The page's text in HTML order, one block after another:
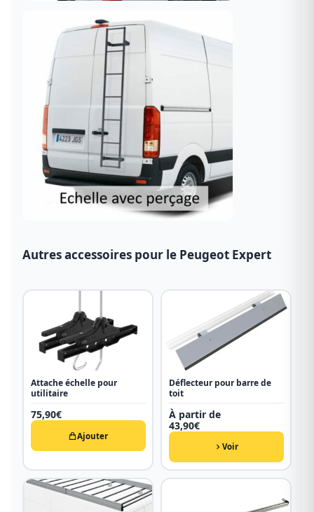
Autres accessoires pour le Peugeot Expert
Attache échelle pour
utilitaire
75,90€
Ajouter
Déflecteur pour barre de
toit
À partir de
43,90€
Voir